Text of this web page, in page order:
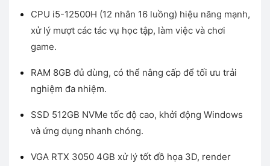
là:
17.000.000 ₫.
tại
là:
CPU i5-12500H (12 nhân 16 luồng) hiệu năng mạnh,
xử lý mượt các tác vụ học tập, làm việc và chơi
game.
RAM 8GB đủ dùng, có thể nâng cấp để tối ưu trải
nghiệm đa nhiệm.
SSD 512GB NVMe tốc độ cao, khởi động Windows
và ứng dụng nhanh chóng.
VGA RTX 3050 4GB xử lý tốt đồ họa 3D, render